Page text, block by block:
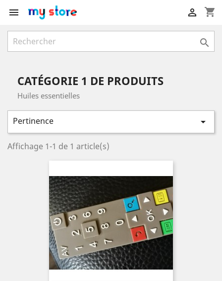
 shopping_cart


CATÉGORIE 1 DE PRODUITS
Huiles essentielles
Pertinence 
Affichage 1-1 de 1 article(s)